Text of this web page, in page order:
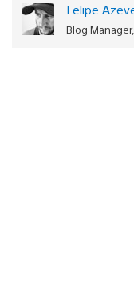
Felipe
Blog